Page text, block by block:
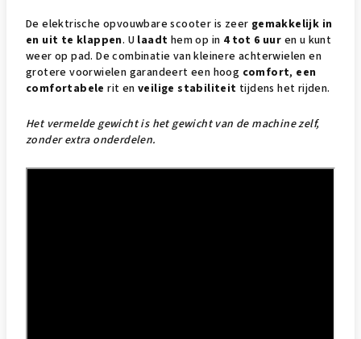
De elektrische opvouwbare scooter is zeer gemakkelijk in
en uit te klappen. U laadt hem op in 4 tot 6 uur en u kunt
weer op pad. De combinatie van kleinere achterwielen en
grotere voorwielen garandeert een hoog comfort, een
comfortabele rit enveilige stabiliteit tijdens het rijden.
Het vermelde gewicht is het gewicht van de machine zelf,
zonder extra onderdelen.